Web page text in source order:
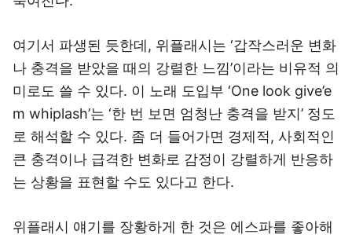
여기서 파생된 듯한데, 위플래시는 ‘갑작스러운 변화
나 충격을 받았을 때의 강렬한 느낌’이라는 비유적 의
미로도 쓸 수 있다. 이 노래 도입부 ‘One look give’e
m whiplash’는 ‘한 번 보면 엄청난 충격을 받지’ 정도
로 해석할 수 있다. 좀 더 들어가면 경제적, 사회적인
큰 충격이나 급격한 변화로 감정이 강렬하게 반응하
는 상황을 표현할 수도 있다고 한다.
위플래시 얘기를 장황하게 한 것은 에스파를 좋아해